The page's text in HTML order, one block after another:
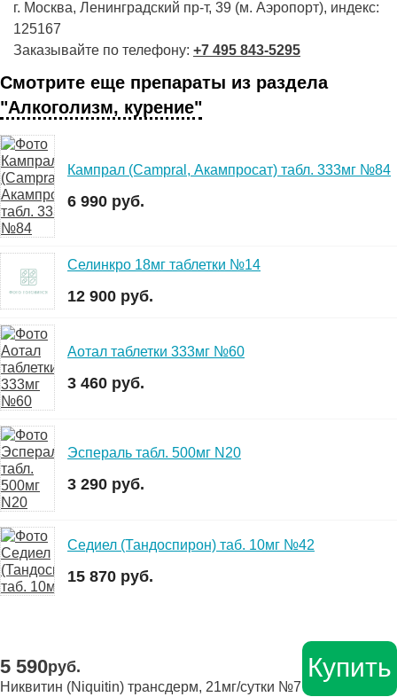
г. Москва, Ленинградский пр-т, 39 (м. Аэропорт), индекс:
125167
Заказывайте по телефону: +7 495 843-5295
Смотрите еще препараты из раздела
"Алкоголизм, курение"
Кампрал (Сampral, Акампросат) табл. 333мг №84
6 990 руб.
Селинкро 18мг таблетки №14
12 900 руб.
Аотал таблетки 333мг №60
3 460 руб.
Эспераль табл. 500мг N20
3 290 руб.
Седиел (Тандоспирон) таб. 10мг №42
15 870 руб.
5 590руб.
Никвитин (Niquitin) трансдерм, 21мг/сутки №7
Купить